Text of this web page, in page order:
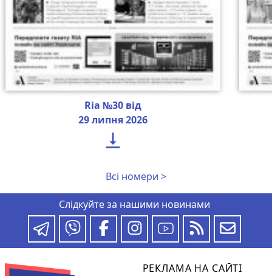
Ria №30 від
29 липня 2026

Всі номери >
Слідкуйте за нашими новинами
РЕКЛАМА НА САЙТІ